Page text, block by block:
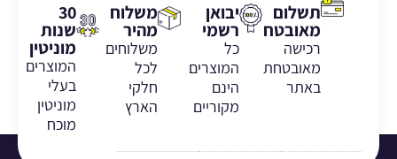
תשלום
מאובטח
רכישה
מאובטחת
באתר
יבואן
רשמי
כל
המוצרים
הינם
מקוריים
משלוח
מהיר
משלוחים
לכל
חלקי
הארץ
30
שנות
מוניטין
המוצרים
בעלי
מוניטין
מוכח